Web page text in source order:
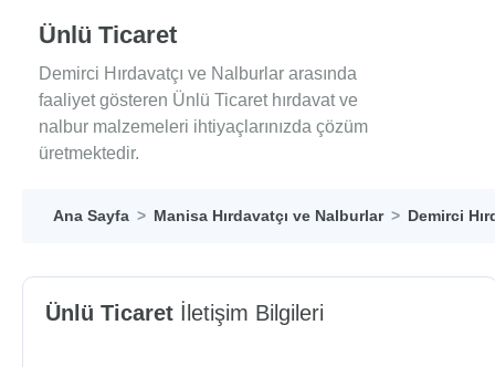
Ünlü Ticaret
Demirci Hırdavatçı ve Nalburlar arasında
faaliyet gösteren Ünlü Ticaret hırdavat ve
nalbur malzemeleri ihtiyaçlarınızda çözüm
üretmektedir.
Ana Sayfa Manisa Hırdavatçı ve Nalburlar Demirci
Ünlü Ticaret İletişim Bilgileri